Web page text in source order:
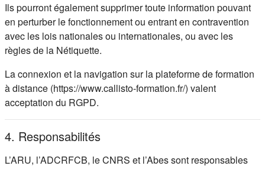
Ils pourront également supprimer toute information pouvant
en perturber le fonctionnement ou entrant en contravention
avec les lois nationales ou internationales, ou avec les
règles de la Nétiquette.
La connexion et la navigation sur la plateforme de formation
à distance (https://www.callisto-formation.fr/) valent
acceptation du RGPD.
4. Responsabilités
L’ARU, l’ADCRFCB, le CNRS et l’Abes sont responsables